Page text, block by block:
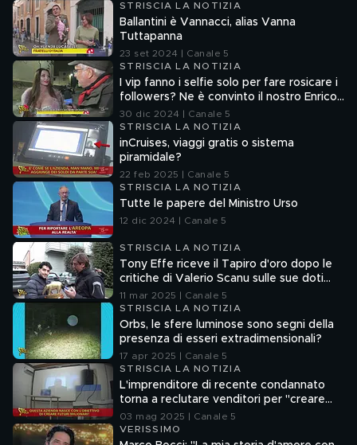
STRISCIA LA NOTIZIA
Ballantini è Vannacci, alias Vanna
Tuttapanna
23 set 2024 | Canale 5
STRISCIA LA NOTIZIA
I vip fanno i selfie solo per fare rosicare i
followers? Ne è convinto il nostro Enrico
Lucci
30 dic 2024 | Canale 5
STRISCIA LA NOTIZIA
inCruises, viaggi gratis o sistema
piramidale?
22 feb 2025 | Canale 5
STRISCIA LA NOTIZIA
Tutte le papere del Ministro Urso
12 dic 2024 | Canale 5
STRISCIA LA NOTIZIA
Tony Effe riceve il Tapiro d'oro dopo le
critiche di Valerio Scanu sulle sue doti
canore
11 mar 2025 | Canale 5
STRISCIA LA NOTIZIA
Orbs, le sfere luminose sono segni della
presenza di esseri extradimensionali?
17 apr 2025 | Canale 5
STRISCIA LA NOTIZIA
L'imprenditore di recente condannato
torna a reclutare venditori per "creare
futuri milionari"
03 mag 2025 | Canale 5
VERISSIMO